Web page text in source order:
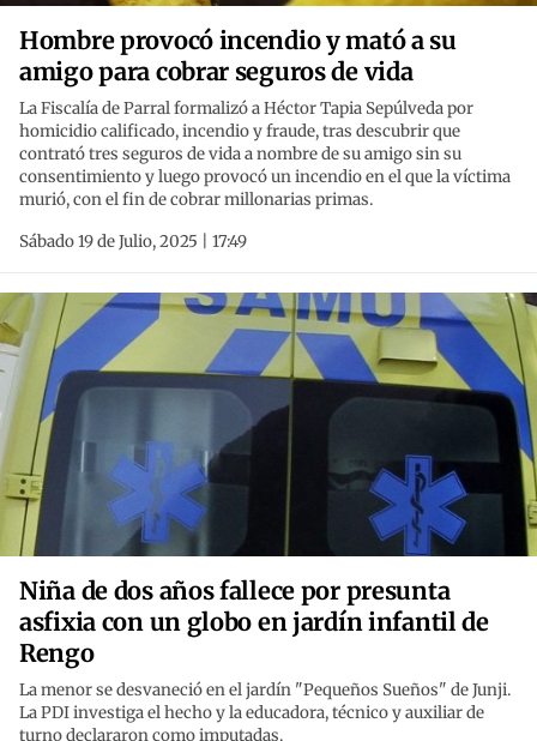
Hombre provocó incendio y mató a su
amigo para cobrar seguros de vida
La Fiscalía de Parral formalizó a Héctor Tapia Sepúlveda por
homicidio calificado, incendio y fraude, tras descubrir que
contrató tres seguros de vida a nombre de su amigo sin su
consentimiento y luego provocó un incendio en el que la víctima
murió, con el fin de cobrar millonarias primas.
Sábado 19 de Julio, 2025 | 17:49
Niña de dos años fallece por presunta
asfixia con un globo en jardín infantil de
Rengo
La menor se desvaneció en el jardín "Pequeños Sueños" de Junji.
La PDI investiga el hecho y la educadora, técnico y auxiliar de
turno declararon como imputadas.